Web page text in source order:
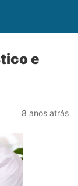
e
8 anos atrás